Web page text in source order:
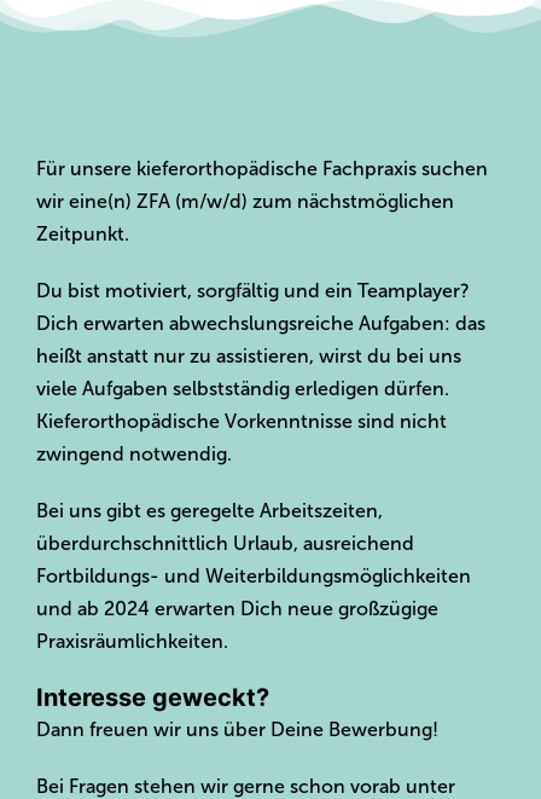
Für unsere kieferorthopädische Fachpraxis suchen
wir eine(n) ZFA (m/w/d) zum nächstmöglichen
Zeitpunkt.
Du bist motiviert, sorgfältig und ein Teamplayer?
Dich erwarten abwechslungsreiche Aufgaben: das
heißt anstatt nur zu assistieren, wirst du bei uns
viele Aufgaben selbstständig erledigen dürfen.
Kieferorthopädische Vorkenntnisse sind nicht
zwingend notwendig.
Bei uns gibt es geregelte Arbeitszeiten,
überdurchschnittlich Urlaub, ausreichend
Fortbildungs- und Weiterbildungsmöglichkeiten
und ab 2024 erwarten Dich neue großzügige
Praxisräumlichkeiten.
Interesse geweckt?
Dann freuen wir uns über Deine Bewerbung!
Bei Fragen stehen wir gerne schon vorab unter